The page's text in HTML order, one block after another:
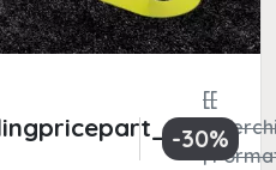
[[
|
-30%